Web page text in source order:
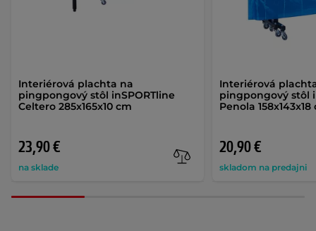
Interiérová plachta na
pingpongový stôl inSPORTline
Celtero 285x165x10 cm
23,90 €
na sklade
Interiérová
pingpongový stôl
Penola 158x143x18
20,90 €
skladom na predajni